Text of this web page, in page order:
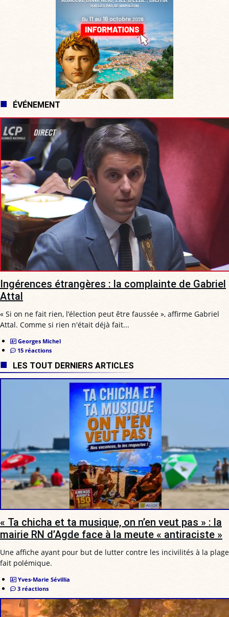
ÉVÉNEMENT
Ingérences étrangères : la complainte de Gabriel
Attal
« Si on ne fait rien, l’élection peut être faussée », affirme Gabriel
Attal. Comme si rien n'était déjà fait...
Georges Michel
15 réactions
LES TOUT DERNIERS ARTICLES
« Ta chicha et ta musique, on n’en veut pas » : la
mairie RN d’Agde face à la meute « antiraciste »
Une affiche ayant pour but de lutter contre les incivilités à la plage
fait polémique.
Yves-Marie Sévillia
3 réactions